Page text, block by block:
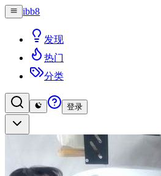
ibb8
发现
热门
分类
登录 登录